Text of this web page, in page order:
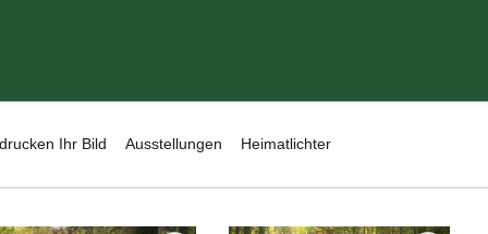
Ihr Bild Ausstellungen Heimatlichter